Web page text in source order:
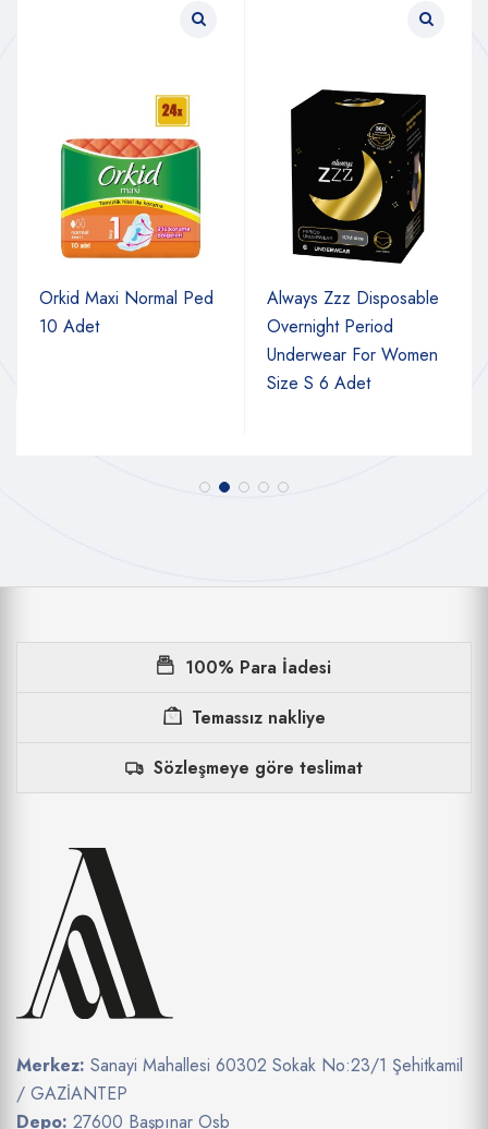
Orkid Maxi Normal Ped
10 Adet
Always Zzz Disposable
Overnight Period
Underwear For Women
Size S 6 Adet
100% Para İadesi
Temassız nakliye
Sözleşmeye göre teslimat
Merkez: Sanayi Mahallesi 60302 Sokak No:23/1 Şehitkamil
/ GAZİANTEP
Depo: 27600 Başpınar Osb